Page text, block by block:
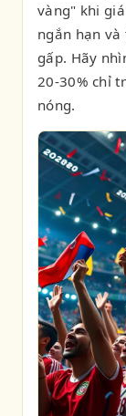
vàng" khi
ngắn hạn
gấp. Hãy
20-30% chỉ
nóng.